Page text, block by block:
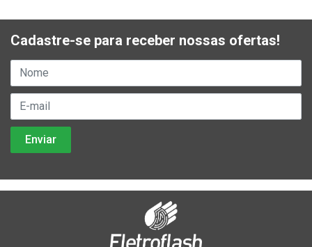
Cadastre-se para receber nossas ofertas!